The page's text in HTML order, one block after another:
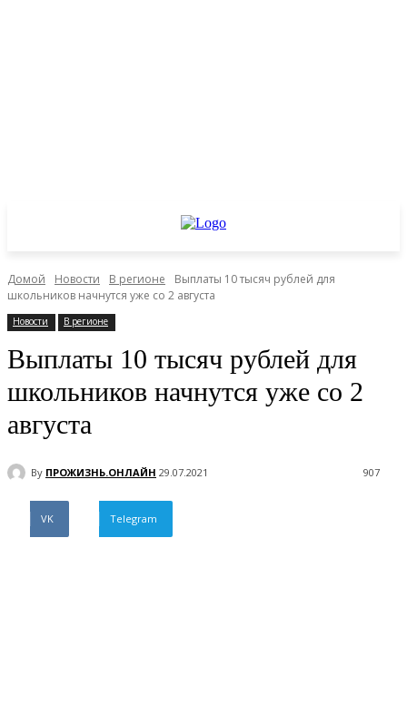
Домой Новости В регионе
Выплаты 10 тысяч рублей для
школьников начнутся уже со 2 августа
Новости В регионе
Выплаты 10 тысяч рублей для
школьников начнутся уже со 2
августа
By ПРОЖИЗНЬ.ОНЛАЙН 29.07.2021 907
VK Telegram